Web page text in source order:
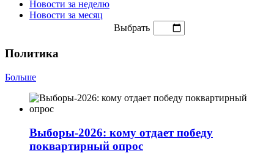
Новости за неделю
Новости за месяц
Выбрать
Политика
Больше
Выборы-2026: кому отдает победу
поквартирный опрос